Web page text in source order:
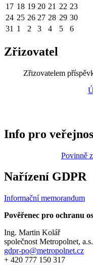
17 18 19 20 21 22 23
24 25 26 27 28 29 30
31 1 2 3 4 5 6
Zřizovatel
Zřizovatelem
Info pro
Povinně
Nařízení GDPR
Informační memorandum
Pověřenec pro ochranu
Ing. Martin Kolář
společnost Metropolnet, a.s.
gdpr-po@metropolnet.cz
+ 420 777 150 317